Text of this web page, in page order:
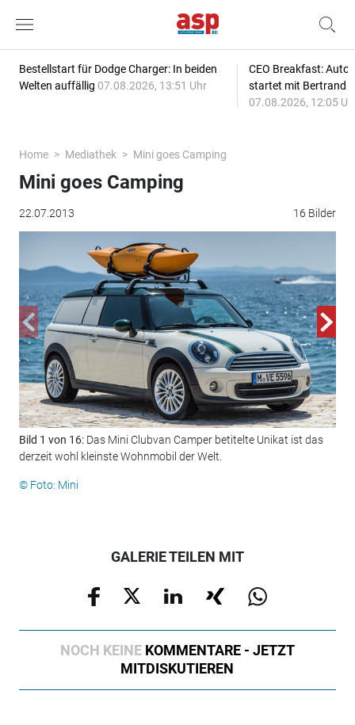
Bestellstart für Dodge Charger: In beiden
Welten auffällig 07.08.2026, 13:51 Uhr
CEO Breakfast:
startet mit Bertrand
07.08.2026, 12:05
Home Mediathek Mini goes Camping
22.07.2013 16 Bilder
Mini goes Camping
Bild 1 von 16: Das Mini Clubvan Camper betitelte Unikat ist das
derzeit wohl kleinste Wohnmobil der Welt.
© Foto: Mini
GALERIE TEILEN MIT
NOCH KEINE KOMMENTARE - JETZT
MITDISKUTIEREN